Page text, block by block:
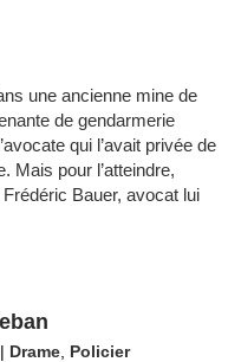
une ancienne mine de
de gendarmerie
qui l’avait privée de
Mais pour l’atteindre,
Bauer, avocat lui
| Drame Policier